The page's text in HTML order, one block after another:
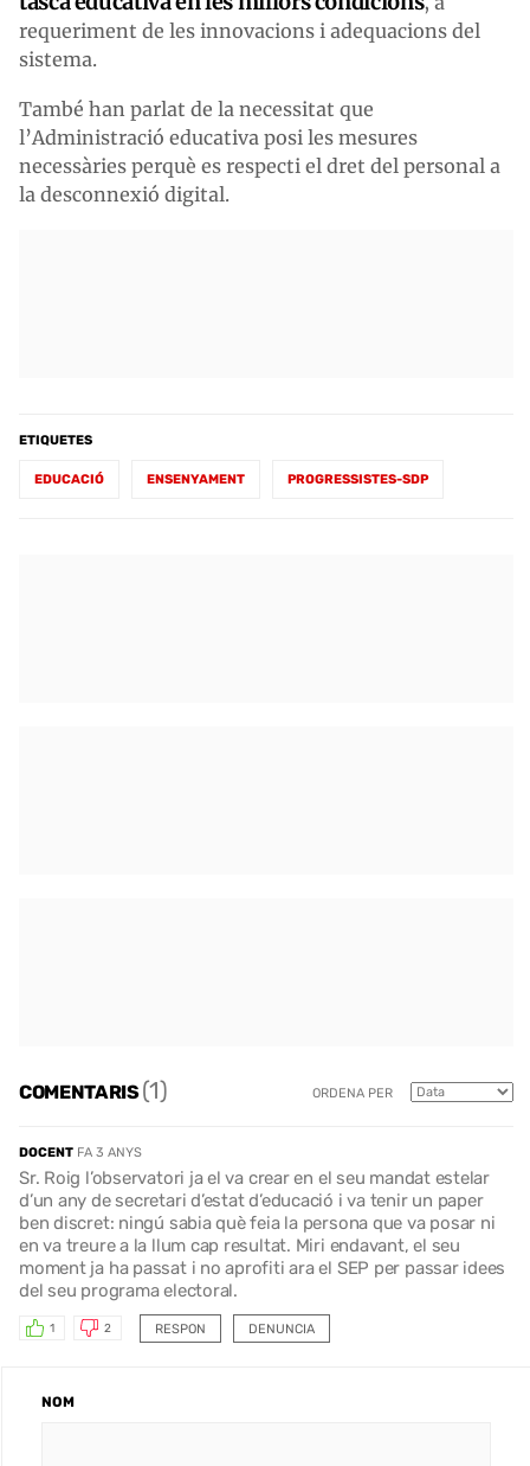
requeriment de les innovacions i adequacions del
sistema.
També han parlat de la necessitat que
l’Administració educativa posi les mesures
necessàries perquè es respecti el dret del personal a
la desconnexió digital.
ETIQUETES
EDUCACIÓ ENSENYAMENT PROGRESSISTES-SDP
COMENTARIS(1) ORDENA PER
DOCENT FA 3 ANYS
Sr. Roig l’observatori ja el va crear en el seu mandat estelar
d’un any de secretari d’estat d’educació i va tenir un paper
ben discret: ningú sabia què feia la persona que va posar ni
en va treure a la llum cap resultat. Miri endavant, el seu
moment ja ha passat i no aprofiti ara el SEP per passar idees
del seu programa electoral.
RESPON
1 2 DENUNCIA
NOM